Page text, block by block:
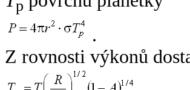
p
.
Z rovnosti výkonů